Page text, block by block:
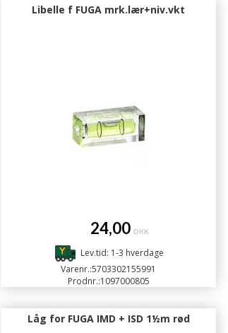
Libelle f FUGA mrk.lær+niv.vkt
24,00 DKK
Lev.tid: 1-3 hverdage
Varenr.:5703302155991
Prodnr.:1097000805
Låg for FUGA IMD + ISD 1½m rød